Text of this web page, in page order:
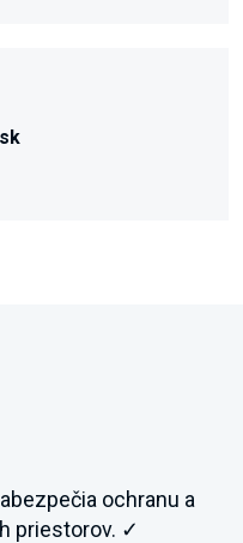
ochranu a
priestorov. ✓